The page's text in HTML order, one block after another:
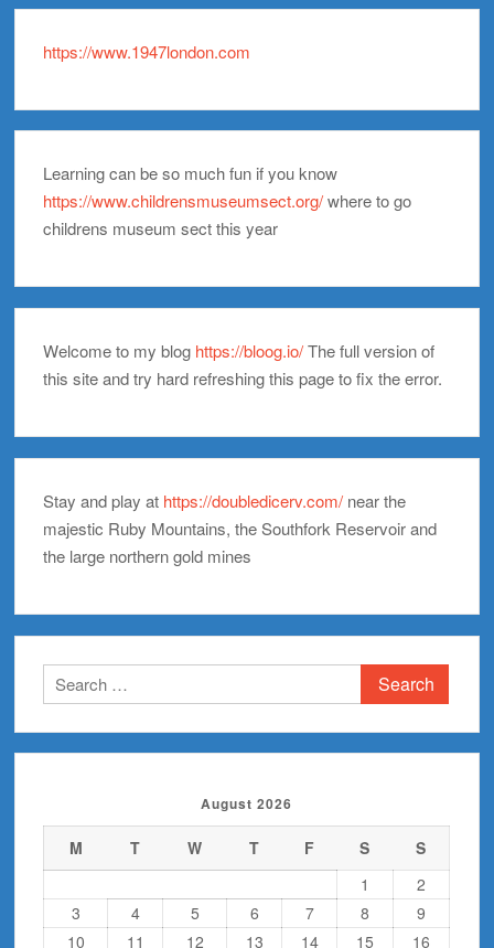
https://www.1947london.com
Learning can be so much fun if you know
https://www.childrensmuseumsect.org/where to go
childrens museum sect this year
Welcome to my blog https://bloog.io/The full version of
this site and try hard refreshing this page to fix the error.
Stay and play at https://doubledicerv.com/ near the
majestic Ruby Mountains, the Southfork Reservoir and
the large northern gold mines
Search
for:
August 2026
M T W T F S
S
1
2
3
4 5 6 7 8
9
10
11 12 13 14 15 16